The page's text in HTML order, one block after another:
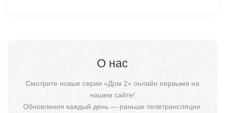
О нас
Смотрите новые серии «Дом 2» онлайн первыми на
нашем сайте!
Обновления каждый день — раньше телетрансляции.